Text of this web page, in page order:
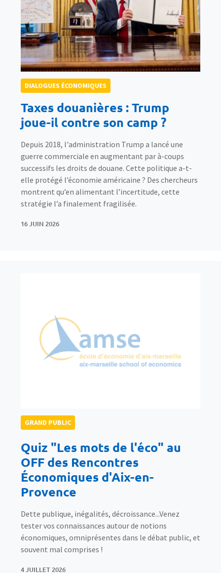
DIALOGUES ÉCONOMIQUES
Taxes douanières : Trump
joue-il contre son camp ?
Depuis 2018, l'administration Trump a lancé une
guerre commerciale en augmentant par à-coups
successifs les droits de douane. Cette politique a-t-
elle protégé l’économie américaine ? Des chercheurs
montrent qu’en alimentant l’incertitude, cette
stratégie l’a finalement fragilisée.
16 JUIN 2026
GRAND PUBLIC
Quiz "Les mots de l'éco" au
OFF des Rencontres
Économiques d'Aix-en-
Provence
Dette publique, inégalités, décroissance...Venez
tester vos connaissances autour de notions
économiques, omniprésentes dans le débat public, et
souvent mal comprises !
4 JUILLET 2026